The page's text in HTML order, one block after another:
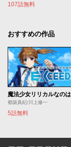
107話無料
おすすめの作品
都築真紀/川上修一
5話無料